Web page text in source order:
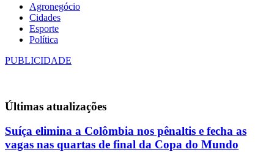
Agronegócio
Cidades
Esporte
Política
PUBLICIDADE
Últimas atualizações
Suíça elimina a Colômbia nos pênaltis e fecha as
vagas nas quartas de final da Copa do Mundo